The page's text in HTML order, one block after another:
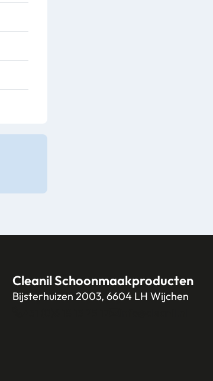
Cleanil Schoonmaakproducten
Bijsterhuizen 2003, 6604 LH Wijchen